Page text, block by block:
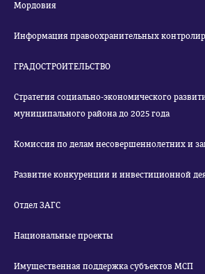
Мордовия
Информация правоохранительных
ГРАДОСТРОИТЕЛЬСТВО
Стратегия социально-экономического
муниципального района до 2025 года
Комиссия по делам несовершеннолетних и
Развитие конкуренции и инвестиционной
Отдел ЗАГС
Национальные проекты
Имущественная поддержка субъектов МСП